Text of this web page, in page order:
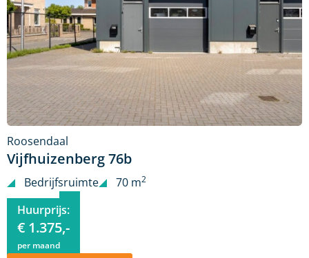
Roosendaal
Vijfhuizenberg 76b
Bedrijfsruimte 70 m2
Huurprijs:
€ 1.375,-
per maand